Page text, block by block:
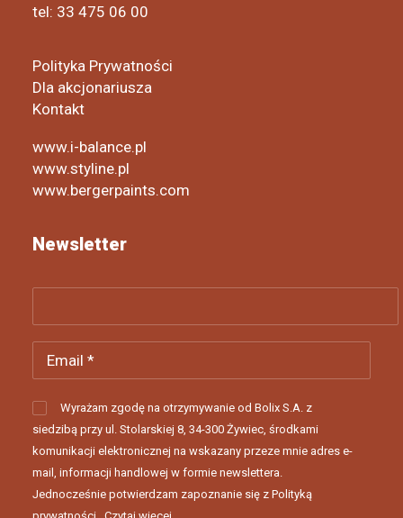
tel: 33 475 06 00
Polityka Prywatności
Dla akcjonariusza
Kontakt
www.i-balance.pl
www.styline.pl
www.bergerpaints.com
Newsletter
Wyrażam zgodę na otrzymywanie od Bolix S.A. z
siedzibą przy ul. Stolarskiej 8, 34-300 Żywiec, środkami
komunikacji elektronicznej na wskazany przeze mnie adres e-
mail, informacji handlowej w formie newslettera.
Jednocześnie potwierdzam zapoznanie się z Polityką